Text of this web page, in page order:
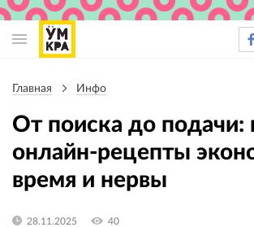
навигации
Главная Инфо
От поиска до подачи:
онлайн-рецепты
время и нервы
28.11.2025 40